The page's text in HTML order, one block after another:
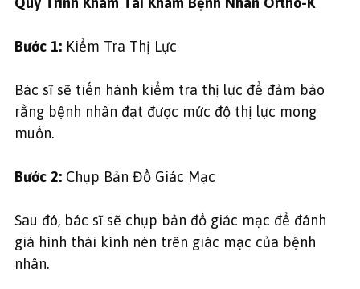
Bước 1:Kiểm Tra Thị Lực
Bác sĩ sẽ tiến hành kiểm tra thị lực để đảm bảo
rằng bệnh nhân đạt được mức độ thị lực mong
muốn.
Bước 2:Chụp Bản Đồ Giác Mạc
Sau đó, bác sĩ sẽ chụp bản đồ giác mạc để đánh
giá hình thái kính nén trên giác mạc của bệnh
nhân.